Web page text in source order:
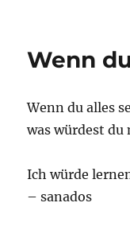
Wenn
Wenn du alles
was würdest du
Ich würde
– sanados